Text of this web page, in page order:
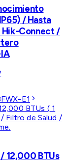
/ Hasta
Hik-Connect /
E1
12,000 BTUs